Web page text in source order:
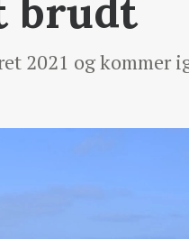
brudt
2021 og kommer